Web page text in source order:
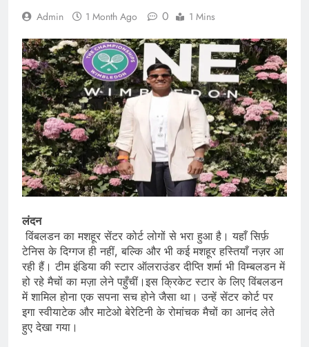
Admin 1 Month Ago 0 1 Mins
लंदन
विंबलडन का मशहूर सेंटर कोर्ट लोगों से भरा हुआ है। यहाँ सिर्फ़
टेनिस के दिग्गज ही नहीं, बल्कि और भी कई मशहूर हस्तियाँ नज़र आ
रही हैं। टीम इंडिया की स्टार ऑलराउंडर दीप्ति शर्मा भी विम्बलडन में
हो रहे मैचों का मज़ा लेने पहुँचीं।इस क्रिकेट स्टार के लिए विंबलडन
में शामिल होना एक सपना सच होने जैसा था। उन्हें सेंटर कोर्ट पर
इगा स्वीयाटेक और माटेओ बेरेटिनी के रोमांचक मैचों का आनंद लेते
हुए देखा गया।